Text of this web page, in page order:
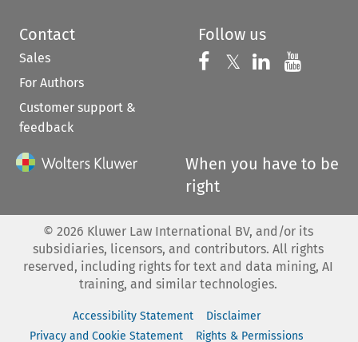
Contact
Sales
For Authors
Customer support &
feedback
Follow us
Follow us on
𝕏 Follow us on
Follow us
When you have to be
right
© 2026 Kluwer Law International BV, and/or its
subsidiaries, licensors, and contributors. All rights
reserved, including rights for text and data mining, AI
training, and similar technologies.
Accessibility Statement
Disclaimer
Privacy and Cookie Statement
Rights & Permissions